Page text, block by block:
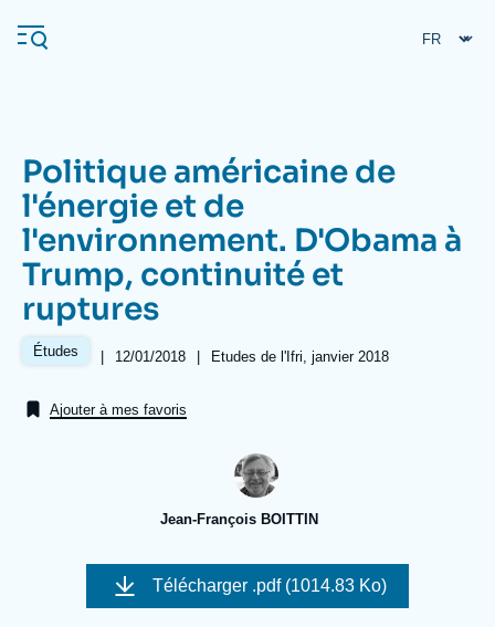
au
contenu
Navigation
principale
L'Ifri
Analyses
Se connecter
Nous soutenir
À propos de l'Ifri Recherches fréquentes
Politique américaine de
l'énergie et de
l'environnement. D'Obama à
Trump, continuité et
ruptures
Études |
Date
publication
12/01/2018 | Références
Etudes de l'Ifri, janvier 2018
Ajouter à mes favoris
Jean-François BOITTIN
Image
couverture
Télécharger .pdf (1014.83 Ko)